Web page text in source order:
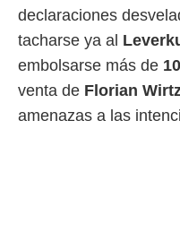
declaraciones
tacharse ya al
embolsarse más de
venta de Florian
amenazas a las